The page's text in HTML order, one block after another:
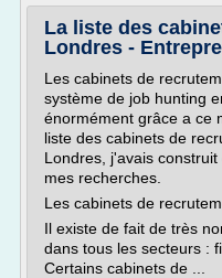
La liste des
Londres -
Les cabinets de
système de job hunting
énormément grâce a ce
liste des cabinets de
Londres, j'avais
mes recherches.
Les cabinets de
Il existe de fait de très
dans tous les secteurs :
Certains cabinets de ...